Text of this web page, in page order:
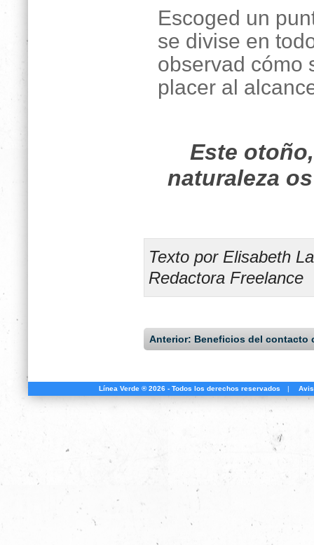
Escoged un
se divise en
observad cómo
placer al
Este
naturaleza
Texto por Elisabeth
Redactora Freelance
Anterior: Beneficios del contacto
Línea Verde ® 2026 - Todos los derechos reservados |